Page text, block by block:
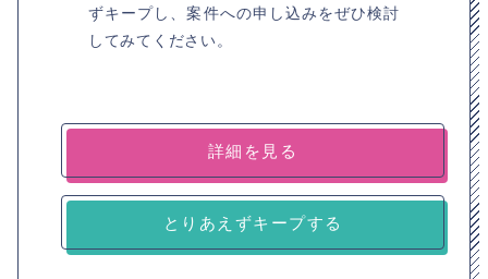
ずキープし、案件への申し込みをぜひ検討
してみてください。
詳細を見る
とりあえずキープする